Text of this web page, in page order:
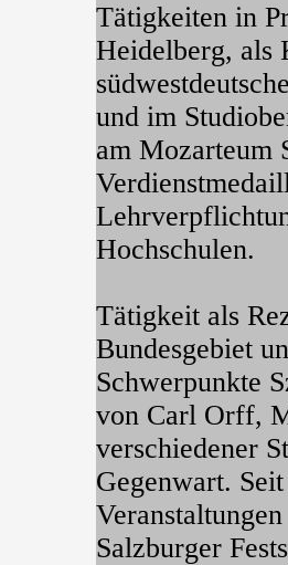
Tätigkeiten in
Heidelberg, als
und im
am Mozarteum
Hochschulen.
Tätigkeit als
Bundesgebiet
Schwerpunkte
von Carl Orff,
verschiedener
Gegenwart.
Salzburger